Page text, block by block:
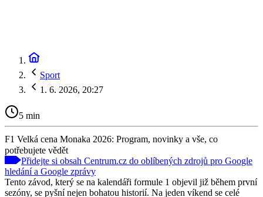
Sport
1. 6. 2026, 20:27
5 min
F1 Velká cena Monaka 2026: Program, novinky a vše, co
potřebujete vědět
Přidejte si obsah Centrum.cz do oblíbených zdrojů pro Google
hledání a Google zprávy
Tento závod, který se na kalendáři formule 1 objevil již během první
sezóny, se pyšní nejen bohatou historií. Na jeden víkend se celé